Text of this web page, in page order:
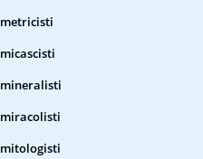
metricisti
micascisti
mineralisti
miracolisti
mitologisti